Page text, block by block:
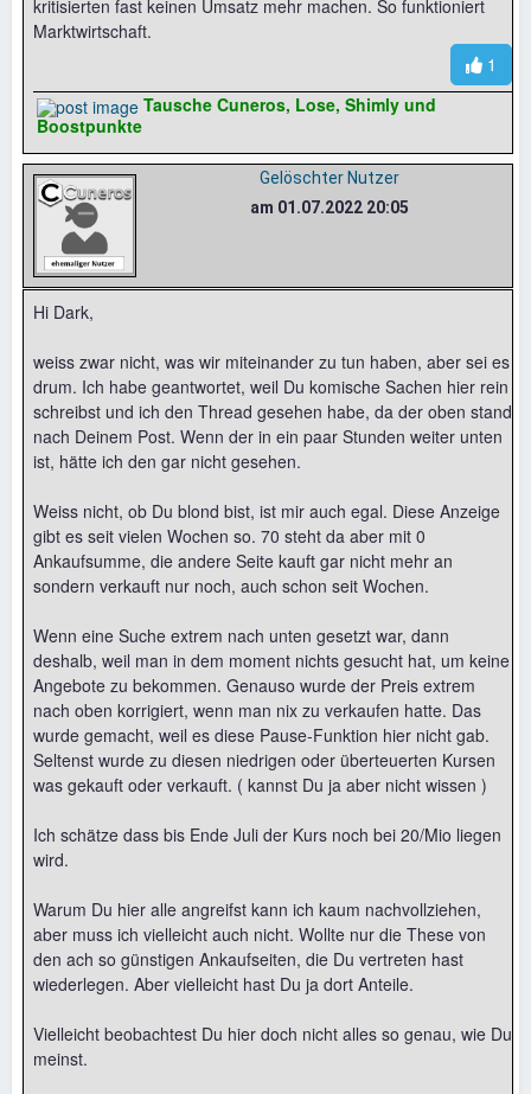
kritisierten fast keinen Umsatz mehr machen. So funktioniert
Marktwirtschaft.
1
Tausche Cuneros, Lose, Shimly und
Boostpunkte
Gelöschter Nutzer
am 01.07.2022 20:05
Hi Dark,
weiss zwar nicht, was wir miteinander zu tun haben, aber sei es
drum. Ich habe geantwortet, weil Du komische Sachen hier rein
schreibst und ich den Thread gesehen habe, da der oben stand
nach Deinem Post. Wenn der in ein paar Stunden weiter unten
ist, hätte ich den gar nicht gesehen.
Weiss nicht, ob Du blond bist, ist mir auch egal. Diese Anzeige
gibt es seit vielen Wochen so. 70 steht da aber mit 0
Ankaufsumme, die andere Seite kauft gar nicht mehr an
sondern verkauft nur noch, auch schon seit Wochen.
Wenn eine Suche extrem nach unten gesetzt war, dann
deshalb, weil man in dem moment nichts gesucht hat, um keine
Angebote zu bekommen. Genauso wurde der Preis extrem
nach oben korrigiert, wenn man nix zu verkaufen hatte. Das
wurde gemacht, weil es diese Pause-Funktion hier nicht gab.
Seltenst wurde zu diesen niedrigen oder überteuerten Kursen
was gekauft oder verkauft. ( kannst Du ja aber nicht wissen )
Ich schätze dass bis Ende Juli der Kurs noch bei 20/Mio liegen
wird.
Warum Du hier alle angreifst kann ich kaum nachvollziehen,
aber muss ich vielleicht auch nicht. Wollte nur die These von
den ach so günstigen Ankaufseiten, die Du vertreten hast
wiederlegen. Aber vielleicht hast Du ja dort Anteile.
Vielleicht beobachtest Du hier doch nicht alles so genau, wie Du
meinst.